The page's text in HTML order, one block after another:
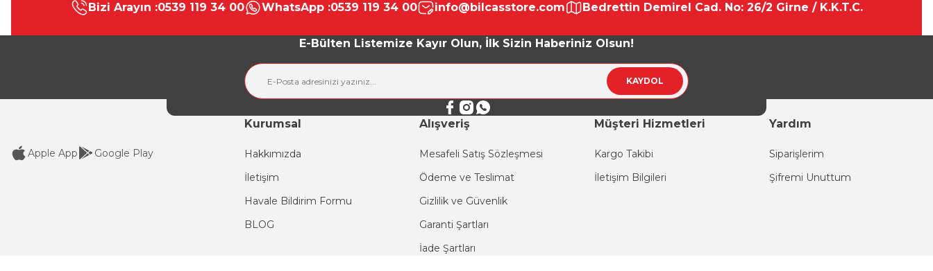
Ürün resmi kalitesiz, bozuk veya görüntülenemiyor.
Ürün açıklamasında eksik bilgiler bulunuyor.
Gönder
Bizi Arayın :0539 119 34 00 WhatsApp :0539 119 34 00 info@bilcasstore.com Bedrettin Demirel Cad. No: 26/2 Girne / K.K.T.C.
E-Bülten Listemize Kayır Olun, İlk Sizin Haberiniz Olsun!
KAYDOL
Apple App Google Play
Kurumsal
Hakkımızda
İletişim
Havale Bildirim Formu
BLOG
Alışveriş
Mesafeli Satış Sözleşmesi
Ödeme ve Teslimat
Gizlilik ve Güvenlik
Garanti Şartları
İade Şartları
Müşteri Hizmetleri
Kargo Takibi
İletişim Bilgileri
Yardım
Siparişlerim
Şifremi Unuttum